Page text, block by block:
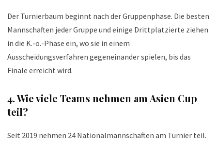
Der Turnierbaum beginnt nach der Gruppenphase. Die besten
Mannschaften jeder Gruppe und einige Drittplatzierte ziehen
in die K.-o.-Phase ein, wo sie in einem
Ausscheidungsverfahren gegeneinander spielen, bis das
Finale erreicht wird.
4.Wie viele Teams nehmen am Asien Cup
teil?
Seit 2019 nehmen 24 Nationalmannschaften am Turnier teil.